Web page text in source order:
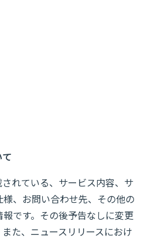
れている、サービス内容、サ
、お問い合わせ先、その他の
です。その後予告なしに変更
た、ニュースリリースにおけ